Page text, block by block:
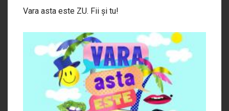
Vara asta este ZU. Fii și tu!